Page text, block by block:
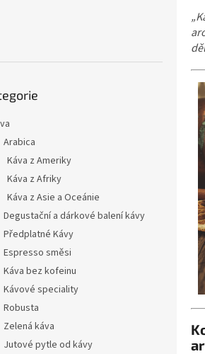
Arabica
Káva z Ameriky
Káva z Afriky
Káva z Asie a Oceánie
Degustační a dárkové balení kávy
Předplatné Kávy
Espresso směsi
Káva bez kofeinu
Kávové speciality
Robusta
Zelená káva
Jutové pytle od kávy